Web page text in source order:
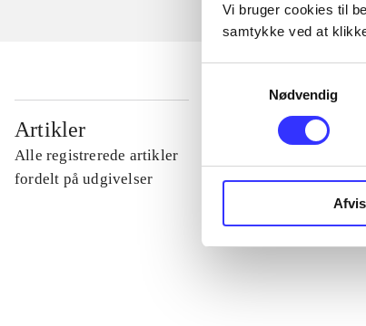
Vi bruger cookies til
samtykke ved at
Nødvendig
Afvis
Artikler
Alle registrerede artikler
fordelt på udgivelser
...